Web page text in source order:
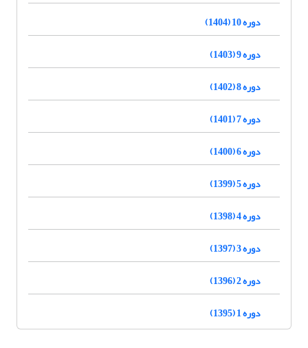
دوره 10 (1404)
دوره 9 (1403)
دوره 8 (1402)
دوره 7 (1401)
دوره 6 (1400)
دوره 5 (1399)
دوره 4 (1398)
دوره 3 (1397)
دوره 2 (1396)
دوره 1 (1395)